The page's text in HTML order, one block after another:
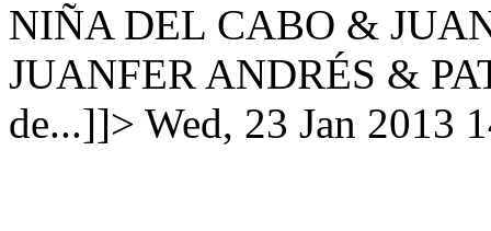
NIÑA DEL CABO &
JUANFER ANDRÉS &
de...]]> Wed, 23 Jan 2013